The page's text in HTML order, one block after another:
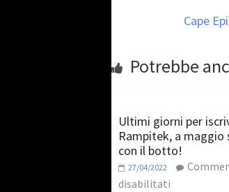
Cape
Potrebbe
Ultimi giorni per
Rampitek, a maggio
con il botto!
27/04/2022
disabilitati